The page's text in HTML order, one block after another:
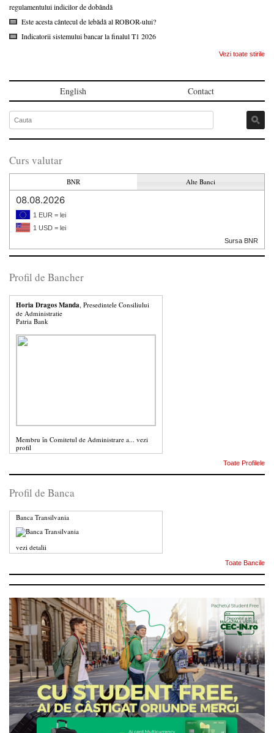
regulamentului indicilor de dobândă
Este acesta cântecul de lebădă al ROBOR-ului?
Indicatorii sistemului bancar la finalul T1 2026
Vezi toate stirile
English Contact
Curs valutar
BNR Alte Banci
08.08.2026
1 EUR = lei
1 USD = lei
Sursa BNR
Profil de Bancher
Horia Dragos Manda , Presedintele Consiliului
de Administratie
Patria Bank
Membru în Comitetul de Administrare a... vezi
profil
Toate Profilele
Profil de Banca
Banca Transilvania
vezi detalii
Toate Bancile